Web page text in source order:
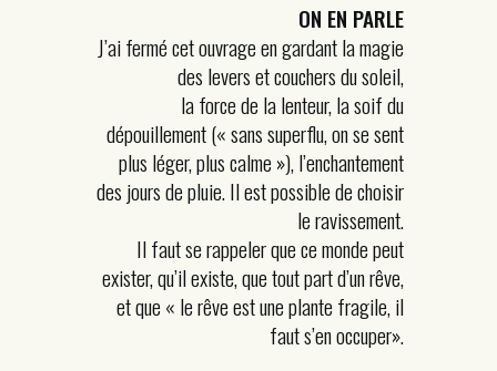
ON EN PARLE
J’ai fermé cet ouvrage en gardant la magie
des levers et couchers du soleil,
la force de la lenteur, la soif du
dépouillement (« sans superflu, on se sent
plus léger, plus calme »), l’enchantement
des jours de pluie. Il est possible de choisir
le ravissement.
Il faut se rappeler que ce monde peut
exister, qu’il existe, que tout part d’un rêve,
et que « le rêve est une plante fragile, il
faut s’en occuper».